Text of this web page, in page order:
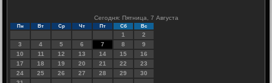
Сегодня: Пятница, 7 Августа
Пн Вт Ср Чт Пт Сб Вс
1
2
3
4 5 6 7 8
9
10
11 12 13 14 15
16
17
18 19 20 21 22
23
24
25 26 27 28 29
30